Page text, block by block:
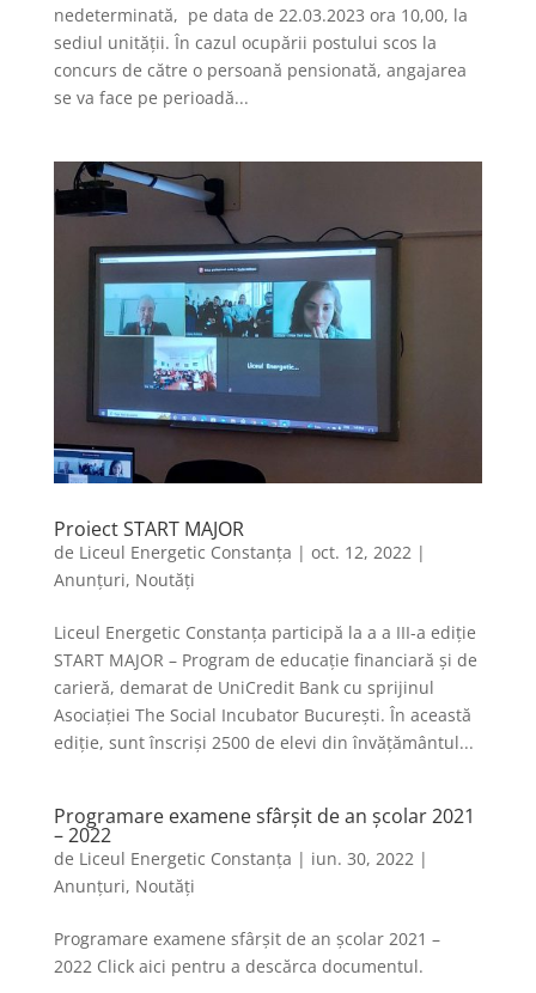
nedeterminată, pe data de 22.03.2023 ora 10,00, la
sediul unităţii. În cazul ocupării postului scos la
concurs de către o persoană pensionată, angajarea
se va face pe perioadă...
Proiect START MAJOR
de Liceul Energetic Constanța | oct. 12, 2022 |
Anunțuri, Noutăți
Liceul Energetic Constanța participă la a a III-a ediție
START MAJOR – Program de educație financiară și de
carieră, demarat de UniCredit Bank cu sprijinul
Asociației The Social Incubator București. În această
ediție, sunt înscriși 2500 de elevi din învățământul...
Programare examene sfârșit de an școlar 2021
– 2022
de Liceul Energetic Constanța | iun. 30, 2022 |
Anunțuri, Noutăți
Programare examene sfârșit de an școlar 2021 –
2022 Click aici pentru a descărca documentul.